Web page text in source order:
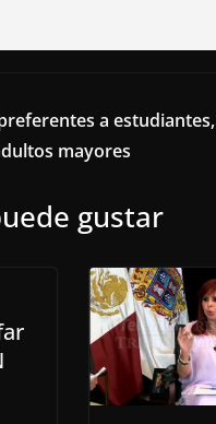
a estudiantes,
mayores
gustar